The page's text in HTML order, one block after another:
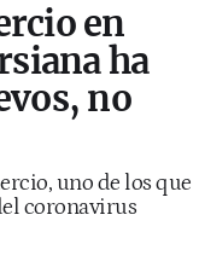
en
ha
no
uno de los que
coronavirus